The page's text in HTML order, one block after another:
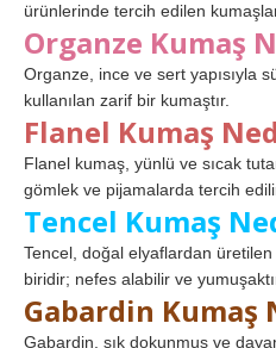
ürünlerinde tercih edilen
Organze Kumaş
Organze, ince ve sert yapısıyla
kullanılan zarif bir kumaştır.
Flanel Kumaş
Flanel kumaş, yünlü ve sıcak
gömlek ve pijamalarda tercih
Tencel Kumaş
Tencel, doğal elyaflardan
biridir; nefes alabilir ve
Gabardin Kumaş
Gabardin, sık dokunmuş ve